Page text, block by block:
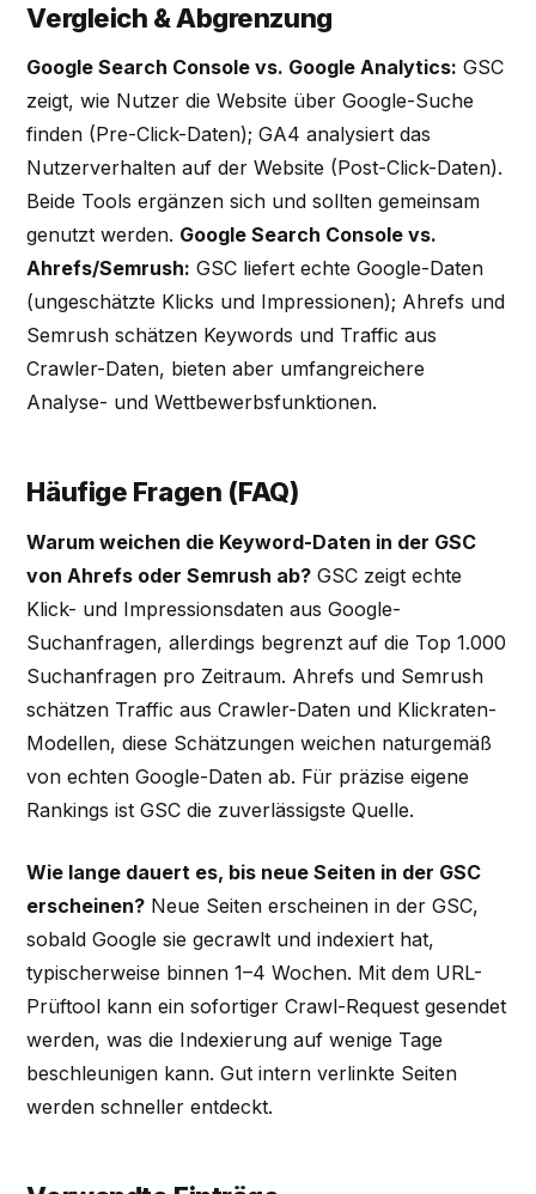
Vergleich & Abgrenzung
Google Search Console vs. Google Analytics: GSC
zeigt, wie Nutzer die Website über Google-Suche
finden (Pre-Click-Daten); GA4 analysiert das
Nutzerverhalten auf der Website (Post-Click-Daten).
Beide Tools ergänzen sich und sollten gemeinsam
genutzt werden. Google Search Console vs.
Ahrefs/Semrush: GSC liefert echte Google-Daten
(ungeschätzte Klicks und Impressionen); Ahrefs und
Semrush schätzen Keywords und Traffic aus
Crawler-Daten, bieten aber umfangreichere
Analyse- und Wettbewerbsfunktionen.
Häufige Fragen (FAQ)
Warum weichen die Keyword-Daten in der GSC
von Ahrefs oder Semrush ab? GSC zeigt echte
Klick- und Impressionsdaten aus Google-
Suchanfragen, allerdings begrenzt auf die Top 1.000
Suchanfragen pro Zeitraum. Ahrefs und Semrush
schätzen Traffic aus Crawler-Daten und Klickraten-
Modellen, diese Schätzungen weichen naturgemäß
von echten Google-Daten ab. Für präzise eigene
Rankings ist GSC die zuverlässigste Quelle.
Wie lange dauert es, bis neue Seiten in der GSC
erscheinen? Neue Seiten erscheinen in der GSC,
sobald Google sie gecrawlt und indexiert hat,
typischerweise binnen 1–4 Wochen. Mit dem URL-
Prüftool kann ein sofortiger Crawl-Request gesendet
werden, was die Indexierung auf wenige Tage
beschleunigen kann. Gut intern verlinkte Seiten
werden schneller entdeckt.